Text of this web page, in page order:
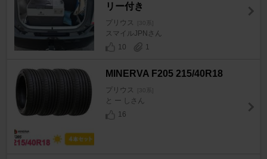
リー付き
プリウス [30系]
スマイルJPNさん
10
1
MINERVA F205 215/40R18
プリウス [30系]
と ー しさん
16